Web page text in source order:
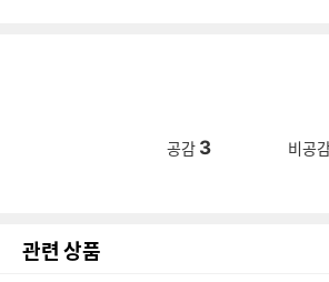
공감 3 비공
관련 상품